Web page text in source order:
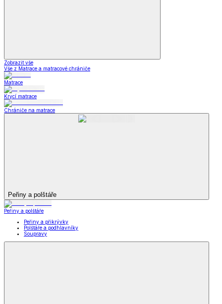
Zobrazit vše
Vše z Matrace a matracové chrániče
Matrace
Krycí matrace
Chrániče na matrace
Peřiny a polštáře
Peřiny a polštáře
Peřiny a přikrývky
Polštáře a podhlavníky
Soupravy